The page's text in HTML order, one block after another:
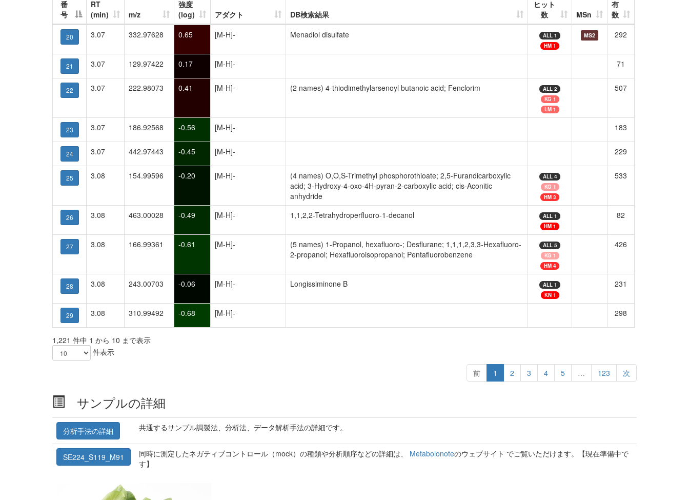
番
号
RT
(min)
m/z
強度
(log)
アダクト DB検索結果
ヒット
数
MSn
有
数
20 3.07 332.97628 0.65 [M-H]- Menadiol disulfate
ALL 1
HM 1
MS2 292
21 3.07 129.97422 0.17 [M-H]- 71
22 3.07 222.98073 0.41 [M-H]- (2 names) 4-thiodimethylarsenoyl butanoic acid; Fenclorim
ALL 2
KG 1
LM 1
507
23 3.07 186.92568 -0.56 [M-H]- 183
24 3.07 442.97443 -0.45 [M-H]- 229
25 3.08 154.99596 -0.20 [M-H]-
(4 names) O,O,S-Trimethyl phosphorothioate; 2,5-Furandicarboxylic
acid; 3-Hydroxy-4-oxo-4H-pyran-2-carboxylic acid; cis-Aconitic
anhydride
ALL 4
KG 1
HM 3
533
26 3.08 463.00028 -0.49 [M-H]- 1,1,2,2-Tetrahydroperfluoro-1-decanol
ALL 1
HM 1
82
27 3.08 166.99361 -0.61 [M-H]-
(5 names) 1-Propanol, hexafluoro-; Desflurane; 1,1,1,2,3,3-Hexafluoro-
2-propanol; Hexafluoroisopropanol; Pentafluorobenzene
ALL 5
KG 1
HM 4
426
28 3.08 243.00703 -0.06 [M-H]- Longissiminone B
ALL 1
KN 1
231
29 3.08 310.99492 -0.68 [M-H]- 298
1,221 件中 1 から 10 まで表示
件表示
前 1 2 3 4 5 … 123 次
サンプルの詳細
分析手法の詳細 共通するサンプル調製法、分析法、データ解析手法の詳細です。
SE224_S119_M91 同時に測定したネガティブコントロール（mock）の種類や分析順序などの詳細は、 Metabolonoteのウェブサイト でご覧いただけます。【現在準備中で
す】